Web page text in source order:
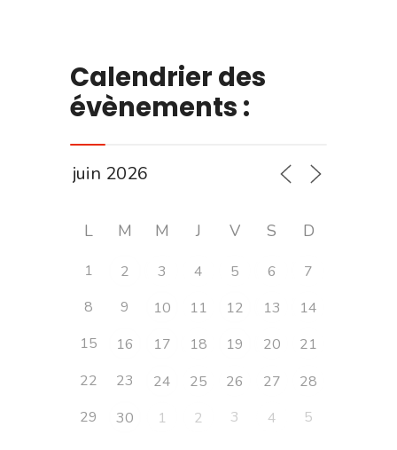
Calendrier des
évènements :
L M M J V S D
1 2 3 4 5 6
7
8
9 10 11 12 13
14
15
16 17 18 19 20
21
22
23 24 25 26 27
28
29
30 1 2 3 4 5